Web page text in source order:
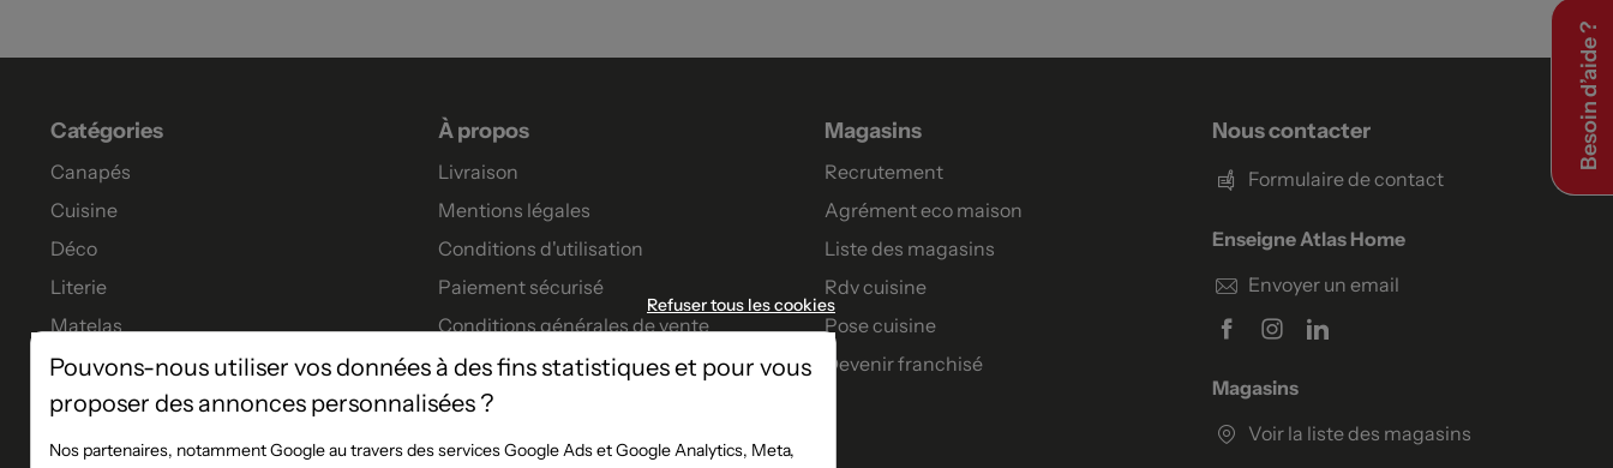
Catégories
Canapés
Cuisine
Déco
Literie
Matelas
Meubles
Tables à manger
À propos
Livraison
Mentions légales
Conditions d'utilisation
Paiement sécurisé
Conditions générales de vente
Garanties
Tous nos partenaires
Financement
Magasins
Recrutement
Agrément eco maison
Liste des magasins
Rdv cuisine
Pose cuisine
Devenir franchisé
Nous contacter
Formulaire de contact
Enseigne Atlas Home
Envoyer un email
Magasins
Voir la liste des magasins
Besoin d’aide ?
Refuser tous les cookies
Pouvons-nous utiliser vos données à des fins statistiques et pour vous
proposer des annonces personnalisées ?
Nos partenaires, notamment Google au travers des services Google Ads et Google Analytics, Meta,